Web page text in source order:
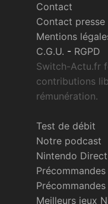
Contact
Contact presse
Mentions
C.G.U. - RGPD
Switch-Actu.fr
contributions
rémunération.
Test de débit
Notre podcast
Nintendo Direct
Meilleurs jeux